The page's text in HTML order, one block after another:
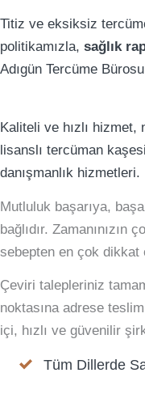
Titiz ve eksiksiz
politikamızla, sağlık
Adıgün Tercüme
Kaliteli ve hızlı
lisanslı tercüman
danışmanlık hizmetleri.
Mutluluk başarıya,
bağlıdır.
sebepten en çok dikkat
Çeviri talepleriniz
noktasına adrese
içi, hızlı ve güvenilir
Tüm Dillerde